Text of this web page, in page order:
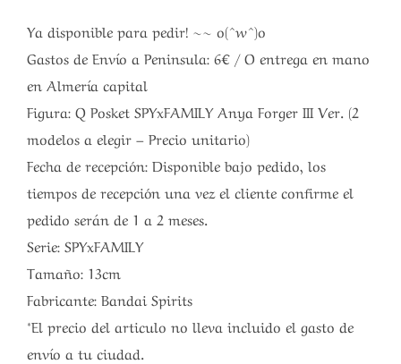
Ya disponible para pedir! ~~ o(^w^)o
Gastos de Envío a Peninsula: 6€ / O entrega en mano
en Almería capital
Figura: Q Posket SPYxFAMILY Anya Forger III Ver. (2
modelos a elegir – Precio unitario)
Fecha de recepción: Disponible bajo pedido, los
tiempos de recepción una vez el cliente confirme el
pedido serán de 1 a 2 meses.
Serie: SPYxFAMILY
Tamaño: 13cm
Fabricante: Bandai Spirits
*El precio del articulo no lleva incluido el gasto de
envío a tu ciudad.